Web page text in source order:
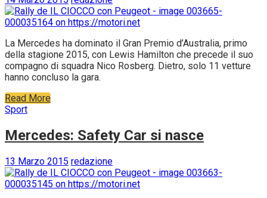
La Mercedes ha dominato il Gran Premio d’Australia, primo
della stagione 2015, con Lewis Hamilton che precede il suo
compagno di squadra Nico Rosberg. Dietro, solo 11 vetture
hanno concluso la gara.
Read More
Sport
Mercedes: Safety Car si nasce
13 Marzo 2015 redazione